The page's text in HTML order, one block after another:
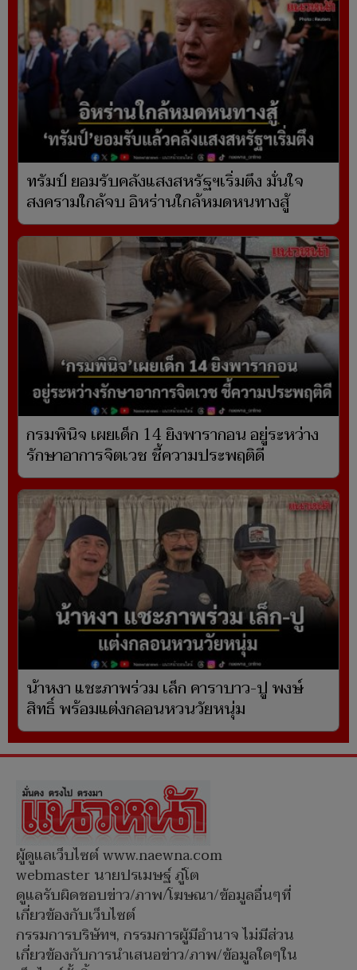
ทรัมป์ ยอมรับคลังแสงสหรัฐฯเริ่มตึง มั่นใจ
สงครามใกล้จบ อิหร่านใกล้หมดหนทางสู้
กรมพินิจ เผยเด็ก 14 ยิงพารากอน อยู่ระหว่าง
รักษาอาการจิตเวช ชี้ความประพฤติดี
น้าหงา แชะภาพร่วม เล็ก คาราบาว-ปู พงษ์
สิทธิ์ พร้อมแต่งกลอนหวนวัยหนุ่ม
ผู้ดูแลเว็บไซต์ www.naewna.com
webmaster นายปรเมษฐ์ ภู่โต
ดูแลรับผิดชอบข่าว/ภาพ/โฆษณา/ข้อมูลอื่นๆที่
เกี่ยวข้องกับเว็บไซต์
กรรมการบริษัทฯ, กรรมการผู้มีอำนาจ ไม่มีส่วน
เกี่ยวข้องกับการนำเสนอข่าว/ภาพ/ข้อมูลใดๆใน